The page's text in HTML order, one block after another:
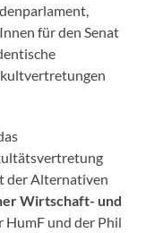
für den Senat
der Alternativen
Wirtschaft- und
HumF und der Phil